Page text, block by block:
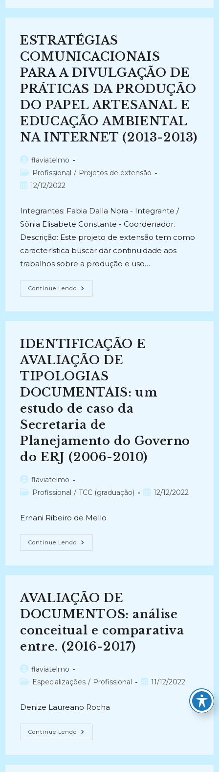
DO
DE
GESTÃO
ARQUIVÍSTICA
DO
STJ
(2007-
2011)
ESTRATÉGIAS
COMUNICACIONAIS
PARA A DIVULGAÇÃO DE
PRÁTICAS DA PRODUÇÃO
DO PAPEL ARTESANAL E
EDUCAÇÃO AMBIENTAL
NA INTERNET (2013-2013)
Autor
do
post:
flaviatelmo
Categoria
do
Profissional / Projetos de extensão
Post12/12/2022
Integrantes: Fabia Dalla Nora - Integrante /
Sônia Elisabete Constante - Coordenador.
Descrição: Este projeto de extensão tem como
característica buscar dar continuidade aos
trabalhos sobre a produção e uso…
Continue Lendo ESTRATÉGIAS
COMUNICACIONAIS
DE
PRODUÇÃO
DO
PAPEL
ARTESANAL
E
EDUCAÇÃO
NA
INTERNET
(2013-
2013)
IDENTIFICAÇÃO E
AVALIAÇÃO DE
TIPOLOGIAS
DOCUMENTAIS: um
estudo de caso da
Secretaria de
Planejamento do Governo
do ERJ (2006-2010)
Autor
do
flaviatelmo
Categoria
Profissional / TCC (graduação)
Post12/12/2022
Ernani Ribeiro de Mello
Continue Lendo IDENTIFICAÇÃO
E
DOCUMENTAIS:
Estudo
De
Caso
Da
Secretaria
De
Planejamento
Governo
Do
AVALIAÇÃO DE
DOCUMENTOS: análise
conceitual e comparativa
entre. (2016-2017)
Autor
do
flaviatelmo
Categoria
Especializações / Profissional
Post11/12/2022
Denize Laureano Rocha
Continue Lendo AVALIAÇÃO
DE
E